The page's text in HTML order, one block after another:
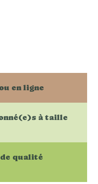
en ligne
à taille
qualité